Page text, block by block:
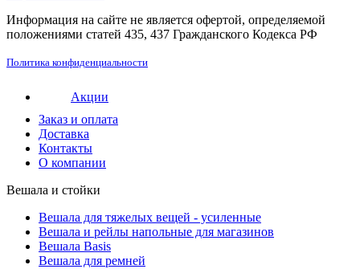
Информация на сайте не является офертой, определяемой
положениями статей 435, 437 Гражданского Кодекса РФ
Политика конфиденциальности
Акции
Заказ и оплата
Доставка
Контакты
О компании
Вешала и стойки
Вешала для тяжелых вещей - усиленные
Вешала и рейлы напольные для магазинов
Вешала Basis
Вешала для ремней